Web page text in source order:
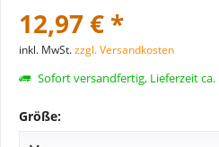
12,97 € *
inkl. MwSt.zzgl. Versandkosten
Sofort versandfertig, Lieferzeit ca.
Größe: